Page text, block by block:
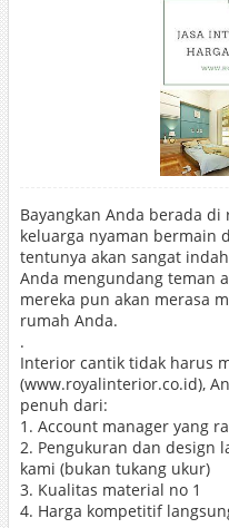
Bayangkan Anda berada
keluarga nyaman bermain
tentunya akan sangat
Anda mengundang teman
mereka pun akan merasa
rumah Anda.
.
Interior cantik tidak harus
(www.royalinterior.co.id),
penuh dari:
1. Account manager yang
2. Pengukuran dan design
kami (bukan tukang ukur)
3. Kualitas material no 1
4. Harga kompetitif